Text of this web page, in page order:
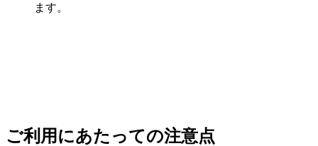
ます。
ご利用にあたっての注意点